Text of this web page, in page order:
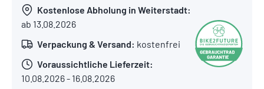
Kostenlose Abholung in Weiterstadt:
ab 13.08.2026
Verpackung & Versand: kostenfrei
Voraussichtliche Lieferzeit:
10.08.2026 - 16.08.2026